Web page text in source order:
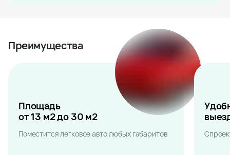
Преимущества
Площадь
от 13 м2 до 30 м2
Поместится легковое авто любых габаритов